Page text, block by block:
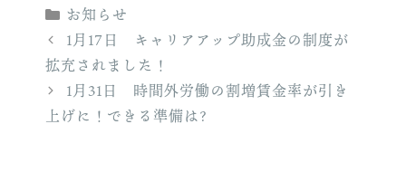
カ
テ
ゴ
リ
ー
お知らせ
1月17日 キャリアアップ助成金の制度が
拡充されました！
1月31日 時間外労働の割増賃金率が引き
上げに！できる準備は?